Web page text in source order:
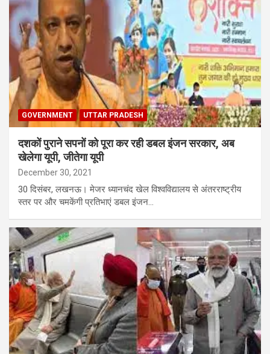
GOVERNMENT UTTAR PRADESH
दशकों पुराने सपनों को पूरा कर रही डबल इंजन सरकार, अब
खेलेगा यूपी, जीतेगा यूपी
December 30, 2021
30 दिसंबर, लखनऊ। मेजर ध्यानचंद खेल विश्वविद्यालय से अंतरराष्ट्रीय
स्तर पर और चमकेंगी प्रतिभाएं डबल इंजन…